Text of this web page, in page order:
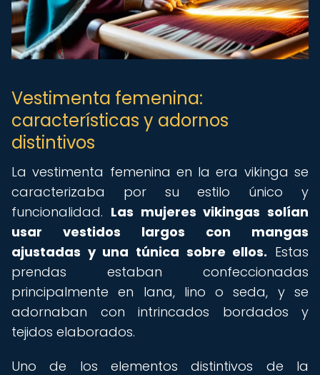
Vestimenta femenina:
características y adornos
distintivos
La vestimenta femenina en la era vikinga se
caracterizaba por su estilo único y
funcionalidad. Las mujeres vikingas solían
usar vestidos largos con mangas
ajustadas y una túnica sobre ellos. Estas
prendas estaban confeccionadas
principalmente en lana, lino o seda, y se
adornaban con intrincados bordados y
tejidos elaborados.
Uno de los elementos distintivos de la